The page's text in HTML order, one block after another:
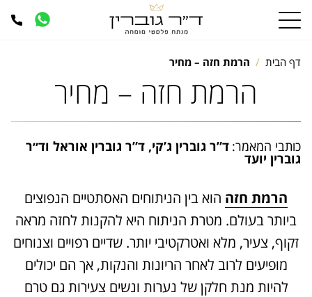
דף הבית הרמת חזה – מחיר
הרמת חזה – מחיר
כותבי המאמר: ד”ר גוברין ג’קי, ד”ר גוברין אוראל וד״ר
גוברין יועד
הרמת חזה הוא בין הניתוחים האסתטיים הנפוצים
ביותר בעולם. מטרת הניתוח היא להקנות לחזה מראה
זקוף, צעיר, מלא ואטרקטיבי יותר. שדיים רפויים וצנוחים
מופיעים לרוב לאחר הריונות והנקות, אך הם יכולים
להיות מנת חלקן של נערות ונשים צעירות גם טרם